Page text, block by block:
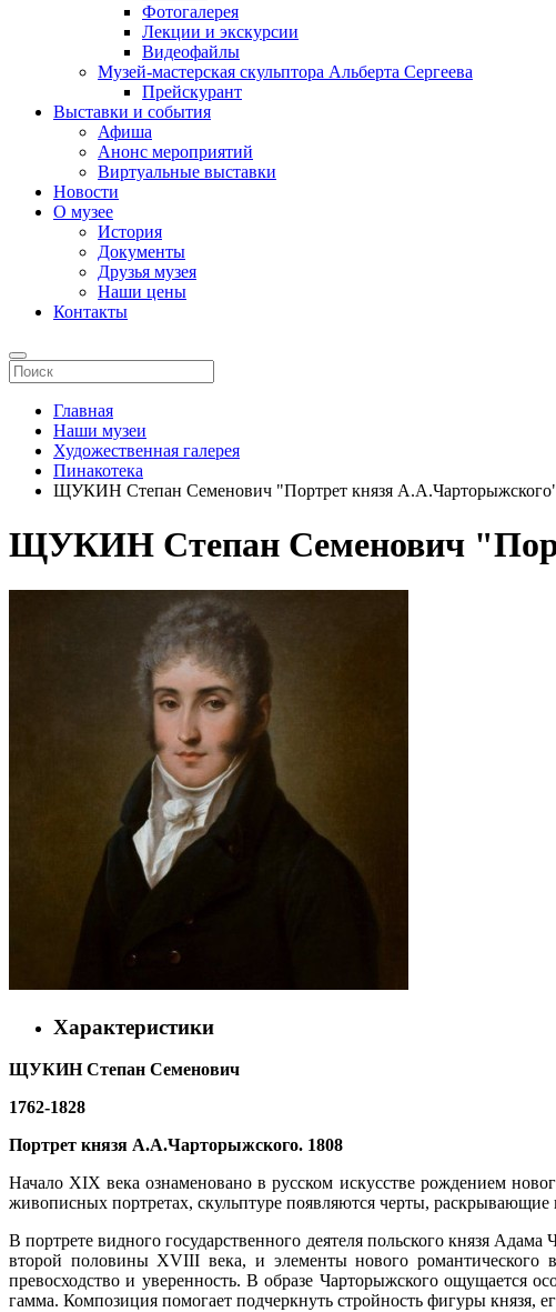
Фотогалерея
Лекции и экскурсии
Видеофайлы
Музей-мастерская скульптора Альберта Сергеева
Прейскурант
Выставки и события
Афиша
Анонс мероприятий
Виртуальные выставки
Новости
О музее
История
Документы
Друзья музея
Наши цены
Контакты
Главная
Наши музеи
Художественная галерея
Пинакотека
ЩУКИН Степан Семенович "Портрет князя
ЩУКИН Степан Семенович
Характеристики
ЩУКИН Степан Семенович
1762-1828
Портрет князя А.А.Чарторыжского. 1808
Начало XIX века ознаменовано в русском искусстве рождением
живописных портретах, скульптуре появляются черты, раскрывающие
В портрете видного государственного деятеля польского князя
второй половины XVIII века, и элементы нового романтического
превосходство и уверенность. В образе Чарторыжского ощущается
гамма. Композиция помогает подчеркнуть стройность фигуры князя,